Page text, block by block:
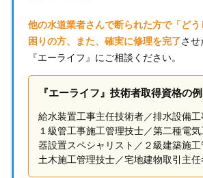
他の水道業者さんで断られた方で「ど
困りの方、また、確実に修理を完了させ
『エーライフ』にご相談ください。
『エーライフ』技術者取得資格の例
給水装置工事主任技術者／排水設備
１級管工事施工管理技士／第二種電
器設置スペシャリスト／２級建築施
土木施工管理技士／宅地建物取引主